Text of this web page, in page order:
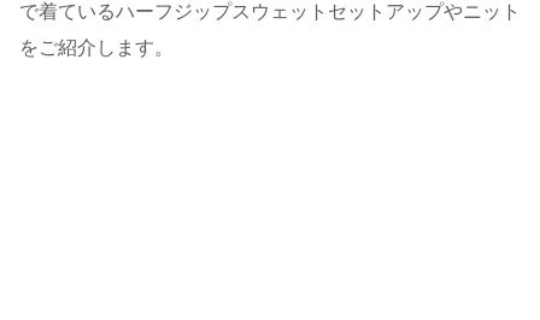
で着ているハーフジップスウェットセットアップやニット
をご紹介します。